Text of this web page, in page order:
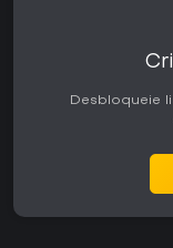
Desbloqueie